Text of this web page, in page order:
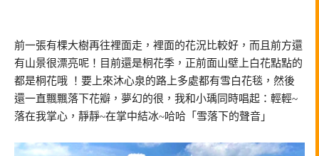
前一張有棵大樹再往裡面走，裡面的花況比較好，而且前方還
有山景很漂亮呢！目前還是桐花季，正前面山壁上白花點點的
都是桐花哦 ！要上來沐心泉的路上多處都有雪白花毯，然後
還一直飄飄落下花瓣，夢幻的很，我和小瑀同時唱起：輕輕~
落在我掌心，靜靜~在掌中結冰~哈哈「雪落下的聲音」